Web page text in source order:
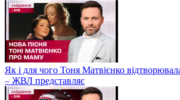
Як і для чого Тоня Матвієнко
– ЖВЛ представляє